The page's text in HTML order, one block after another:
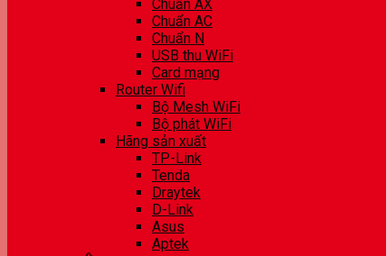
Chuẩn AX
Chuẩn AC
Chuẩn N
USB thu WiFi
Card mạng
Router Wifi
Bộ Mesh WiFi
Bộ phát WiFi
Hãng sản xuất
TP-Link
Tenda
Draytek
D-Link
Asus
Aptek